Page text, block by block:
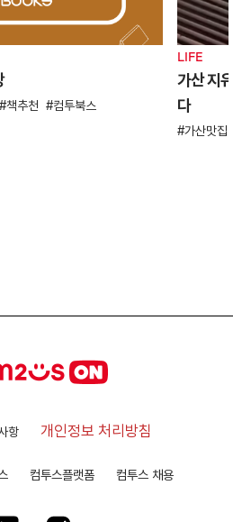
책추천 컴투북스
LIFE
가산 지
다
가산맛집
항 개인정보 처리방침
컴투스플랫폼 컴투스 채용